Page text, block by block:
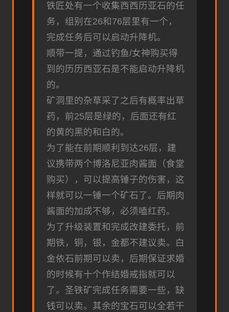
铁匠处有一个收集西西历亚石的任
务，组别在26和76层里有一个，
完成任务后可以启动升降机。
顺带一提，通过钓鱼/女神购买得
到的历历西亚石是不能启动升降机
的。
矿洞里的杂草采了之后有概率出草
药，前25层是绿的，后面还有红
的黄的黑的和白的。
为了能在前期顺利到达26层，建
议携带两个博洛尼亚肉酱面（食堂
购买），可以提高锤子的伤害，这
样就可以一锤一个矿石了。后期肉
酱面的加成不够，必须嗑红药。
为了升级装置和完成改建委托，前
期铁，铜，银，金都不建议卖。白
金依石前期可以卖，后期保证求婚
的时候有十个作结婚戒指就可以
了。圣铁矿完成任务需要一些，缺
钱可以卖。其余的宝石可以全若干